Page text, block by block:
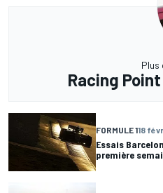
Plus
Racing
FORMULE 118
Essais
première